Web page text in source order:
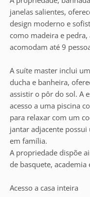
janelas salientes,
design moderno e
como madeira e pedra,
acomodam até 9
A suíte master inclui
ducha e banheira,
assistir o pôr do sol. A
acesso a uma piscina
para relaxar com um
jantar adjacente
em família.
A propriedade dispõe
de basquete, academia
Acesso a casa inteira